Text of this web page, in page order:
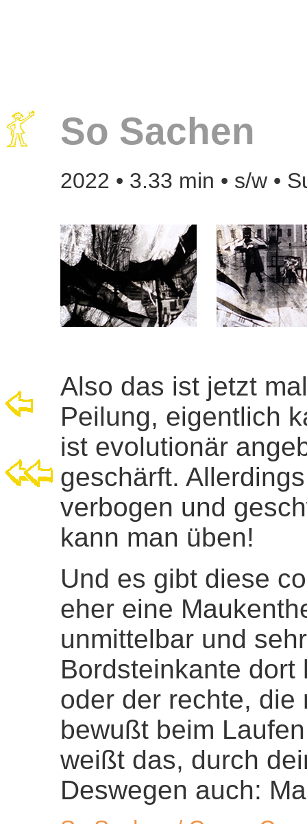
So Sachen
2022 • 3.33 min • s/w •
Also das ist jetzt
Peilung, eigentlich
ist evolutionär
geschärft.
verbogen und
kann man üben!
Und es gibt diese
eher eine
unmittelbar und
Bordsteinkante
oder der rechte, die
bewußt beim
weißt das, durch
Deswegen auch: